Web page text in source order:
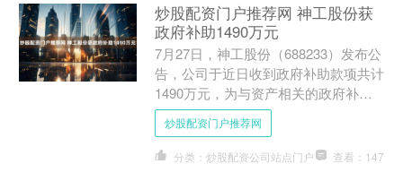
炒股配资门户推荐网 神工股份获
政府补助1490万元
7月27日，神工股份（688233）发布公
告，公司于近日收到政府补助款项共计
1490万元，为与资产相关的政府补
助。该补助款项的确认及会计处理将依
据审计机构的年度....
炒股配资门户推荐网
分类：炒股配资公司站点门户 查看：147